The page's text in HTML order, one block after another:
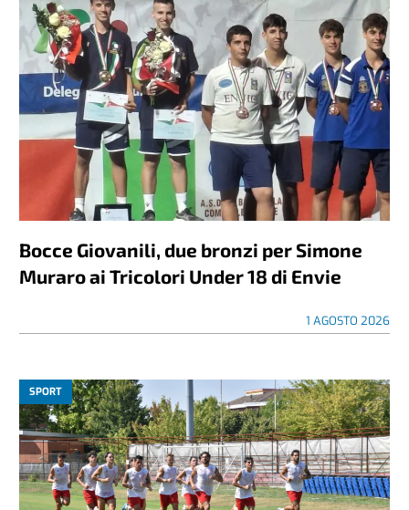
Bocce Giovanili, due bronzi per Simone
Muraro ai Tricolori Under 18 di Envie
1 AGOSTO 2026
SPORT